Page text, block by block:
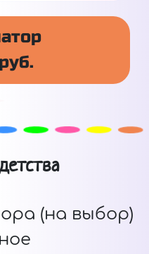
(на выбор)